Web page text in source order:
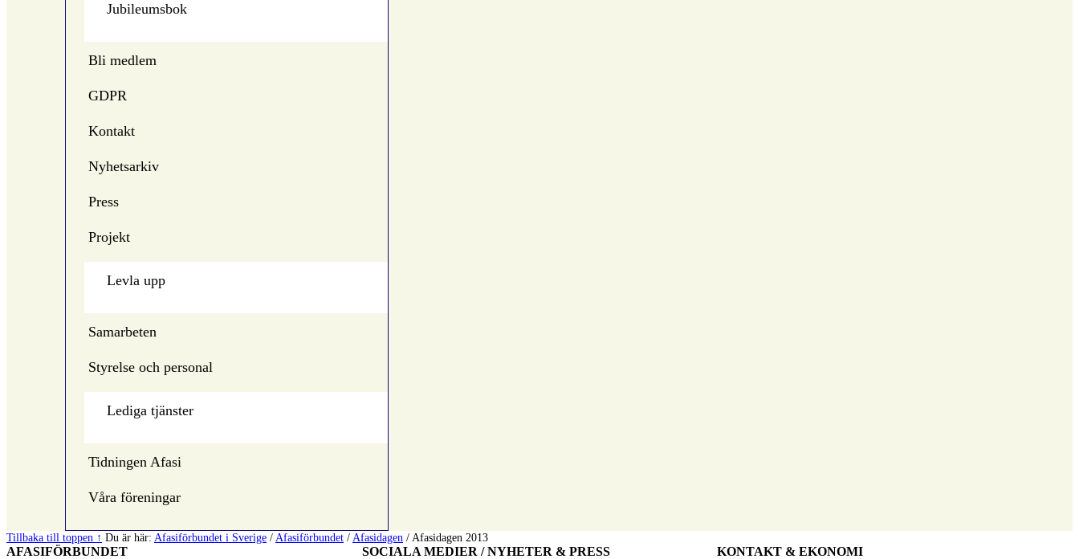
Jubileumsbok
Bli medlem
GDPR
Kontakt
Nyhetsarkiv
Press
Projekt
Levla upp
Samarbeten
Styrelse och personal
Lediga tjänster
Tidningen Afasi
Våra föreningar
Hoppa
tillbaka
Tillbaka till toppen ↑ Du är här: Afasiförbundet i Sverige /Afasiförbundet /Afasidagen /Afasidagen 2013
AFASIFÖRBUNDET SOCIALA MEDIER / NYHETER & PRESS KONTAKT & EKONOMI